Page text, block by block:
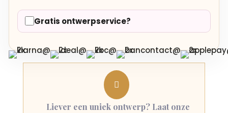
Gratis ontwerpservice?

Liever een uniek ontwerp? Laat onze